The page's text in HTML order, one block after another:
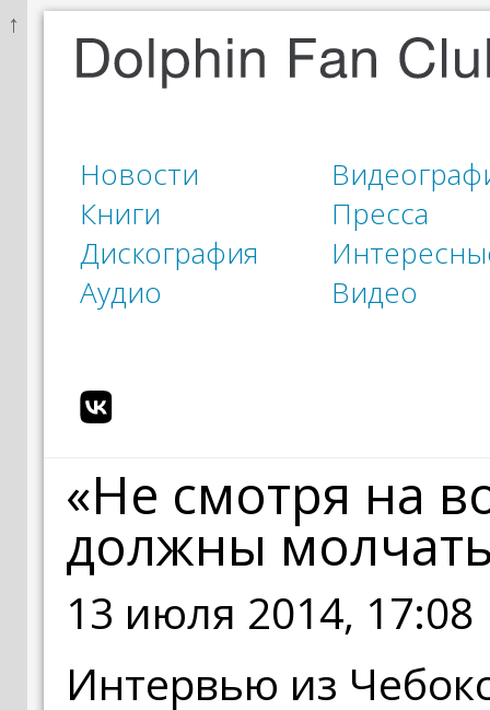
↑
Новости
Книги
Дискография
Аудио
Пресса
Видео
«Не смотря на
должны
13 июля 2014, 17:08
Интервью из